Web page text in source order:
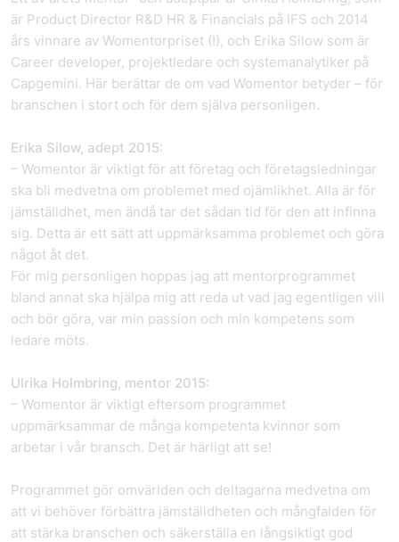
är Product Director R&D HR & Financials på IFS och 2014
års vinnare av Womentorpriset (!), och Erika Silow som är
Career developer, projektledare och systemanalytiker på
Capgemini. Här berättar de om vad Womentor betyder – för
branschen i stort och för dem själva personligen.
Erika Silow, adept 2015:
– Womentor är viktigt för att företag och företagsledningar
ska bli medvetna om problemet med ojämlikhet. Alla är för
jämställdhet, men ändå tar det sådan tid för den att infinna
sig. Detta är ett sätt att uppmärksamma problemet och göra
något åt det.
För mig personligen hoppas jag att mentorprogrammet
bland annat ska hjälpa mig att reda ut vad jag egentligen vill
och bör göra, var min passion och min kompetens som
ledare möts.
Ulrika Holmbring, mentor 2015:
– Womentor är viktigt eftersom programmet
uppmärksammar de många kompetenta kvinnor som
arbetar i vår bransch. Det är härligt att se!
Programmet gör omvärlden och deltagarna medvetna om
att vi behöver förbättra jämställdheten och mångfalden för
att stärka branschen och säkerställa en långsiktigt god